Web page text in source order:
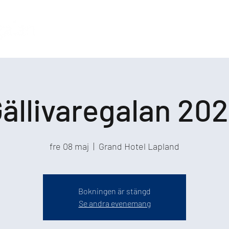
fre 08 maj
  |
Grand Hotel Lapland
Bokningen är stängd
Se andra evenemang